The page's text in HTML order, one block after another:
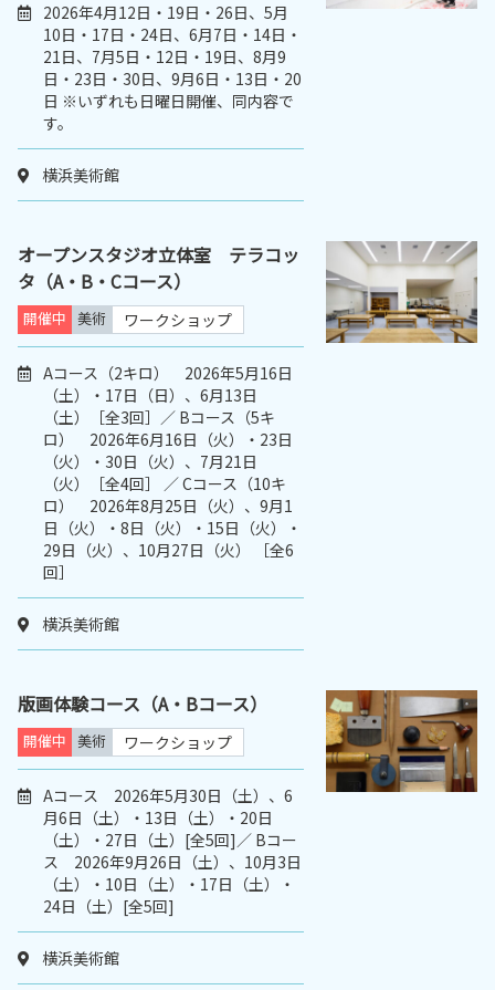
2026年4月12日・19日・26日、5月
10日・17日・24日、6月7日・14日・
21日、7月5日・12日・19日、8月9
日・23日・30日、9月6日・13日・20
日 ※いずれも日曜日開催、同内容で
す。
横浜美術館
オープンスタジオ立体室 テラコッ
タ（A・B・Cコース）
開催中 美術 ワークショップ
Aコース（2キロ） 2026年5月16日
（土）・17日（日）、6月13日
（土）［全3回］／ Bコース（5キ
ロ） 2026年6月16日（火）・23日
（火）・30日（火）、7月21日
（火）［全4回］ ／ Cコース（10キ
ロ） 2026年8月25日（火）、9月1
日（火）・8日（火）・15日（火）・
29日（火）、10月27日（火） ［全6
回］
横浜美術館
版画体験コース（A・Bコース）
開催中 美術 ワークショップ
Aコース 2026年5月30日（土）、6
月6日（土）・13日（土）・20日
（土）・27日（土）[全5回]／ Bコー
ス 2026年9月26日（土）、10月3日
（土）・10日（土）・17日（土）・
24日（土）[全5回]
横浜美術館